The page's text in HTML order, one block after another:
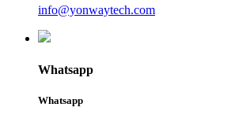
info@yonwaytech.com
Whatsapp
Whatsapp